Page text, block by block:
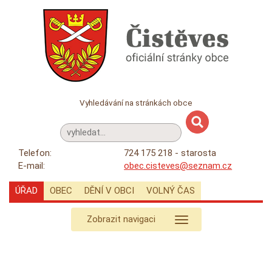
Vyhledávání na stránkách obce
Telefon:
724 175 218 - starosta
E-mail:
obec.cisteves@seznam.cz
ÚŘAD OBEC DĚNÍ V OBCI VOLNÝ ČAS
Zobrazit navigaci